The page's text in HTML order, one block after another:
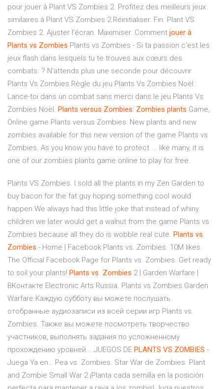
pour jouer à Plant VS Zombies 2. Profitez des meilleurs jeux
similaires à Plant VS Zombies 2.Réinitialiser. Fin. Plant VS
Zombies 2. Ajuster l'écran. Maximiser. Comment jouer à
Plants vs Zombies Plants vs Zombies - Si ta passion c’est les
jeux flash dans lesquels tu te trouves aux cœurs des
combats. ? N’attends plus une seconde pour découvrir
Plants Vs Zombies.Règle du jeu Plants Vs Zombies Noël :
Lance-toi dans un combat sans merci dans le jeu Plants Vs
Zombies Noël. Plants versus Zombies: Zombies plants Game,
Online game Plants versus Zombies: New plants and new
zombies available for this new version of the game Plants vs
Zombies. As you know you have to protect ... like many, it is
one of our zombies plants game online to play for free.
Plants VS Zombies. I sold all the plants in my Zen Garden to
buy bacon for the fat guy hoping something cool would
happen.We always had this little joke that instead of whiny
children we later would get a walnut from the game Plants vs
Zombies because all they do is wobble real cute. Plants vs.
Zombies - Home | Facebook Plants vs. Zombies. 10M likes.
The Official Facebook Page for Plants vs. Zombies. Get ready
to soil your plants! Plants vs. Zombies 2 | Garden Warfare |
ВКонтакте Electronic Arts Russia. Plants vs Zombies Garden
Warfare.Каждую субботу вы можете послушать
отобранные аудиозаписи из всей серии игр Plants vs.
Zombies. Также вы можете посмотреть творчество
участников, выполнять задания по усложненному
прохождению уровней... JUEGOS DE PLANTS VS ZOMBIES -
Juega Ya en… Pea vs. Zombies. Star War de Zombies. Plant
and Zombie Small War 2.¡Planta cada semilla en la posición